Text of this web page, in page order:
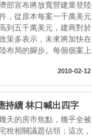
部宣布將放寬營建業登陸
，從原本每案一千萬美元
到五千萬美元，建商對於
策多表示，未來將加快在
布局的腳步。每個個案上
2010-02-12
持續 林口喊出四字
天的房市焦點，幾乎全被
稅相關議題佔領；這次，